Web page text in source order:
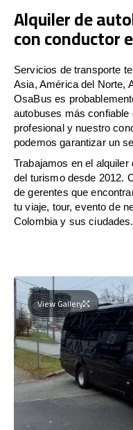
Alquiler de
con conductor
Servicios de transporte
Asia, América del Norte,
OsaBus es
autobuses más confiable
profesional y nuestro
podemos garantizar un
Trabajamos en el
del turismo desde 2012.
de gerentes que
tu viaje, tour, evento de
Colombia y sus ciudades.
View Gallery